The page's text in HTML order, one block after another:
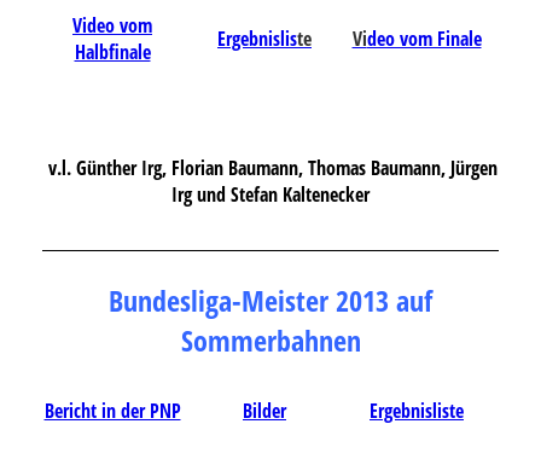
Video vom
Halbfinale
Ergebnisliste Video vom Finale
v.l. Günther Irg, Florian Baumann, Thomas Baumann, Jürgen
Irg und Stefan Kaltenecker
Bundesliga-Meister 2013 auf
Sommerbahnen
Bericht in der PNP Bilder Ergebnisliste